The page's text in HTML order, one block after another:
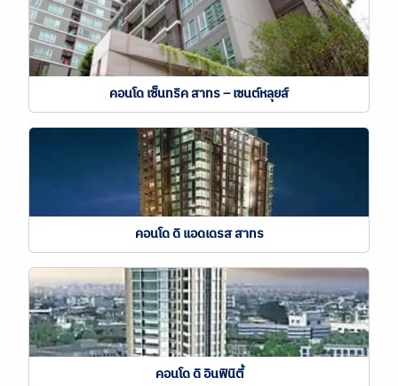
คอนโด เซ็นทริค สาทร – เซนต์หลุยส์
คอนโด ดิ แอดเดรส สาทร
คอนโด ดิ อินฟินิตี้